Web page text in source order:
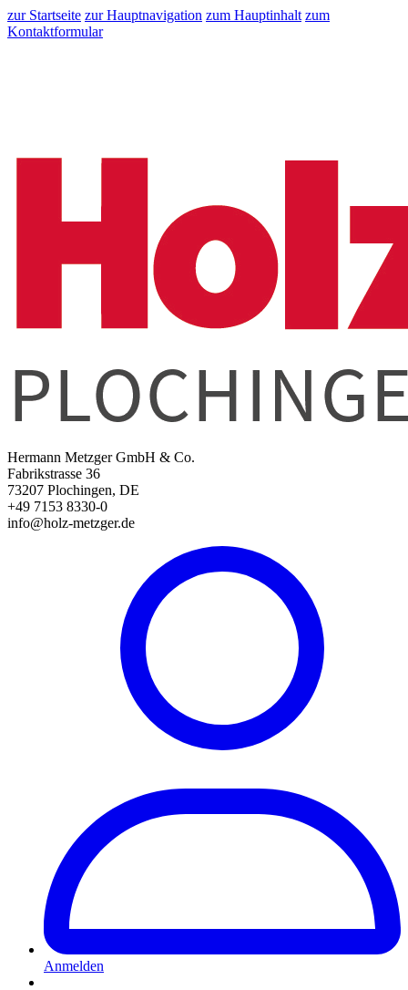
zur Startseite zur Hauptnavigation zum Hauptinhalt zum
Kontaktformular
Hermann Metzger GmbH & Co.
Fabrikstrasse 36
73207 Plochingen, DE
+49 7153 8330-0
info@holz-metzger.de
Anmelden